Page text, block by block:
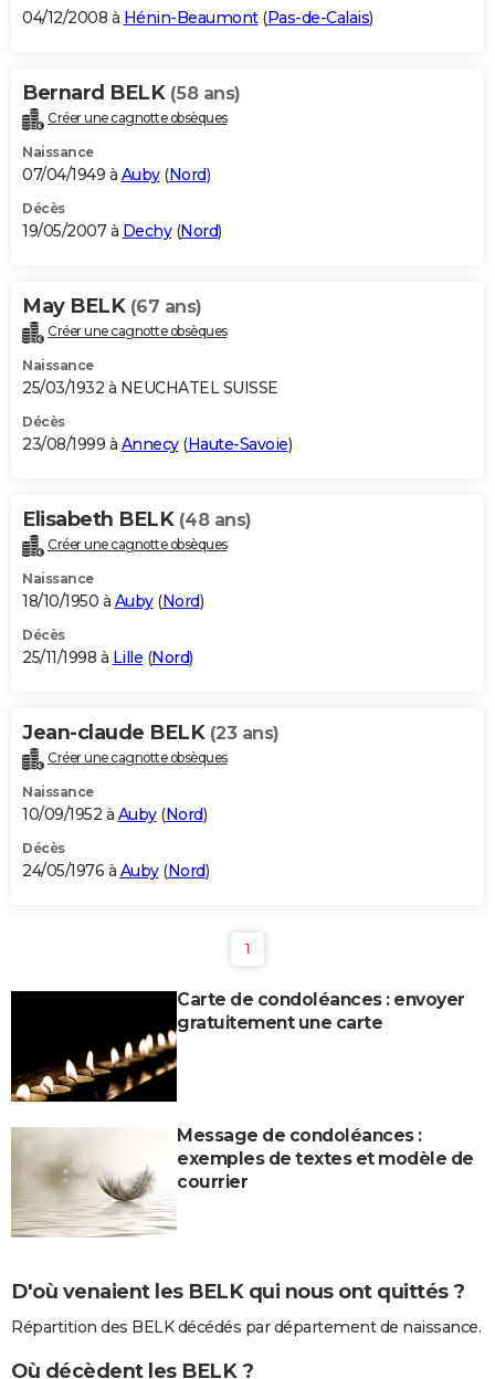
04/12/2008 à Hénin-Beaumont(Pas-de-Calais)
Bernard BELK (58 ans)
Créer une cagnotte obsèques
Naissance
07/04/1949 à Auby(Nord)
Décès
19/05/2007 à Dechy(Nord)
May BELK (67 ans)
Créer une cagnotte obsèques
Naissance
25/03/1932 à NEUCHATEL SUISSE
Décès
23/08/1999 à Annecy(Haute-Savoie)
Elisabeth BELK (48 ans)
Créer une cagnotte obsèques
Naissance
18/10/1950 à Auby(Nord)
Décès
25/11/1998 à Lille (Nord)
Jean-claude BELK (23 ans)
Créer une cagnotte obsèques
Naissance
10/09/1952 à Auby(Nord)
Décès
24/05/1976 à Auby(Nord)
1
Carte de condoléances : envoyer
gratuitement une carte
Message de condoléances :
exemples de textes et modèle de
courrier
D'où venaient les BELK qui nous ont quittés ?
Répartition des BELK décédés par département de naissance.
Où décèdent les BELK ?